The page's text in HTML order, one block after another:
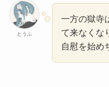
とうふ
一方の獄寺
て来なくな
自慰を始め